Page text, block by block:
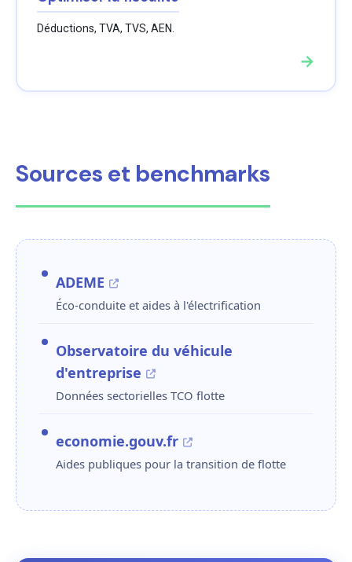
Déductions, TVA, TVS, AEN.
→
Sources et benchmarks
ADEME
Éco-conduite et aides à l'électrification
Observatoire du véhicule
d'entreprise
Données sectorielles TCO flotte
economie.gouv.fr
Aides publiques pour la transition de flotte